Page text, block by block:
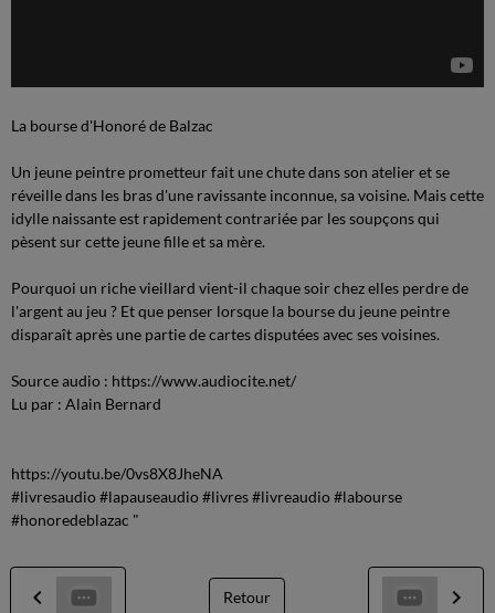
La bourse d'Honoré de Balzac
Un jeune peintre prometteur fait une chute dans son atelier et se
réveille dans les bras d'une ravissante inconnue, sa voisine. Mais cette
idylle naissante est rapidement contrariée par les soupçons qui
pèsent sur cette jeune fille et sa mère.
Pourquoi un riche vieillard vient-il chaque soir chez elles perdre de
l'argent au jeu ? Et que penser lorsque la bourse du jeune peintre
disparaît après une partie de cartes disputées avec ses voisines.
Source audio : https://www.audiocite.net/
Lu par : Alain Bernard
https://youtu.be/0vs8X8JheNA
#livresaudio #lapauseaudio #livres #livreaudio #labourse
#honoredeblazac "
Retour